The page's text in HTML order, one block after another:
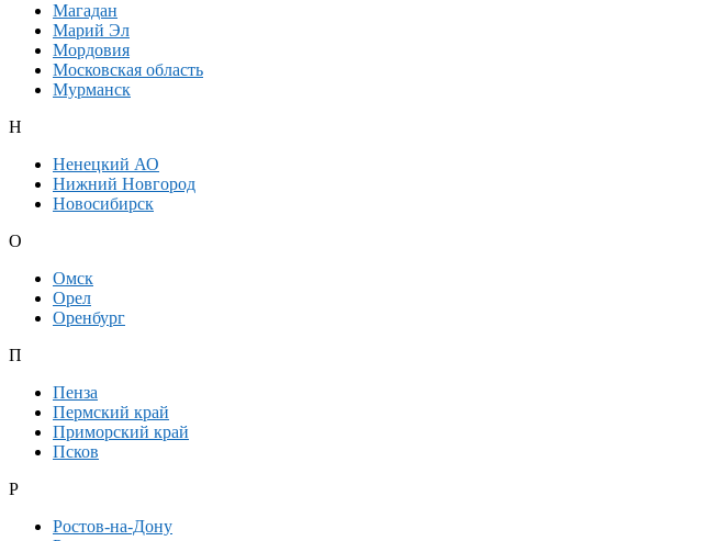
Магадан
Марий Эл
Мордовия
Московская область
Мурманск
Н
Ненецкий АО
Нижний Новгород
Новосибирск
О
Омск
Орел
Оренбург
П
Пенза
Пермский край
Приморский край
Псков
Р
Ростов-на-Дону